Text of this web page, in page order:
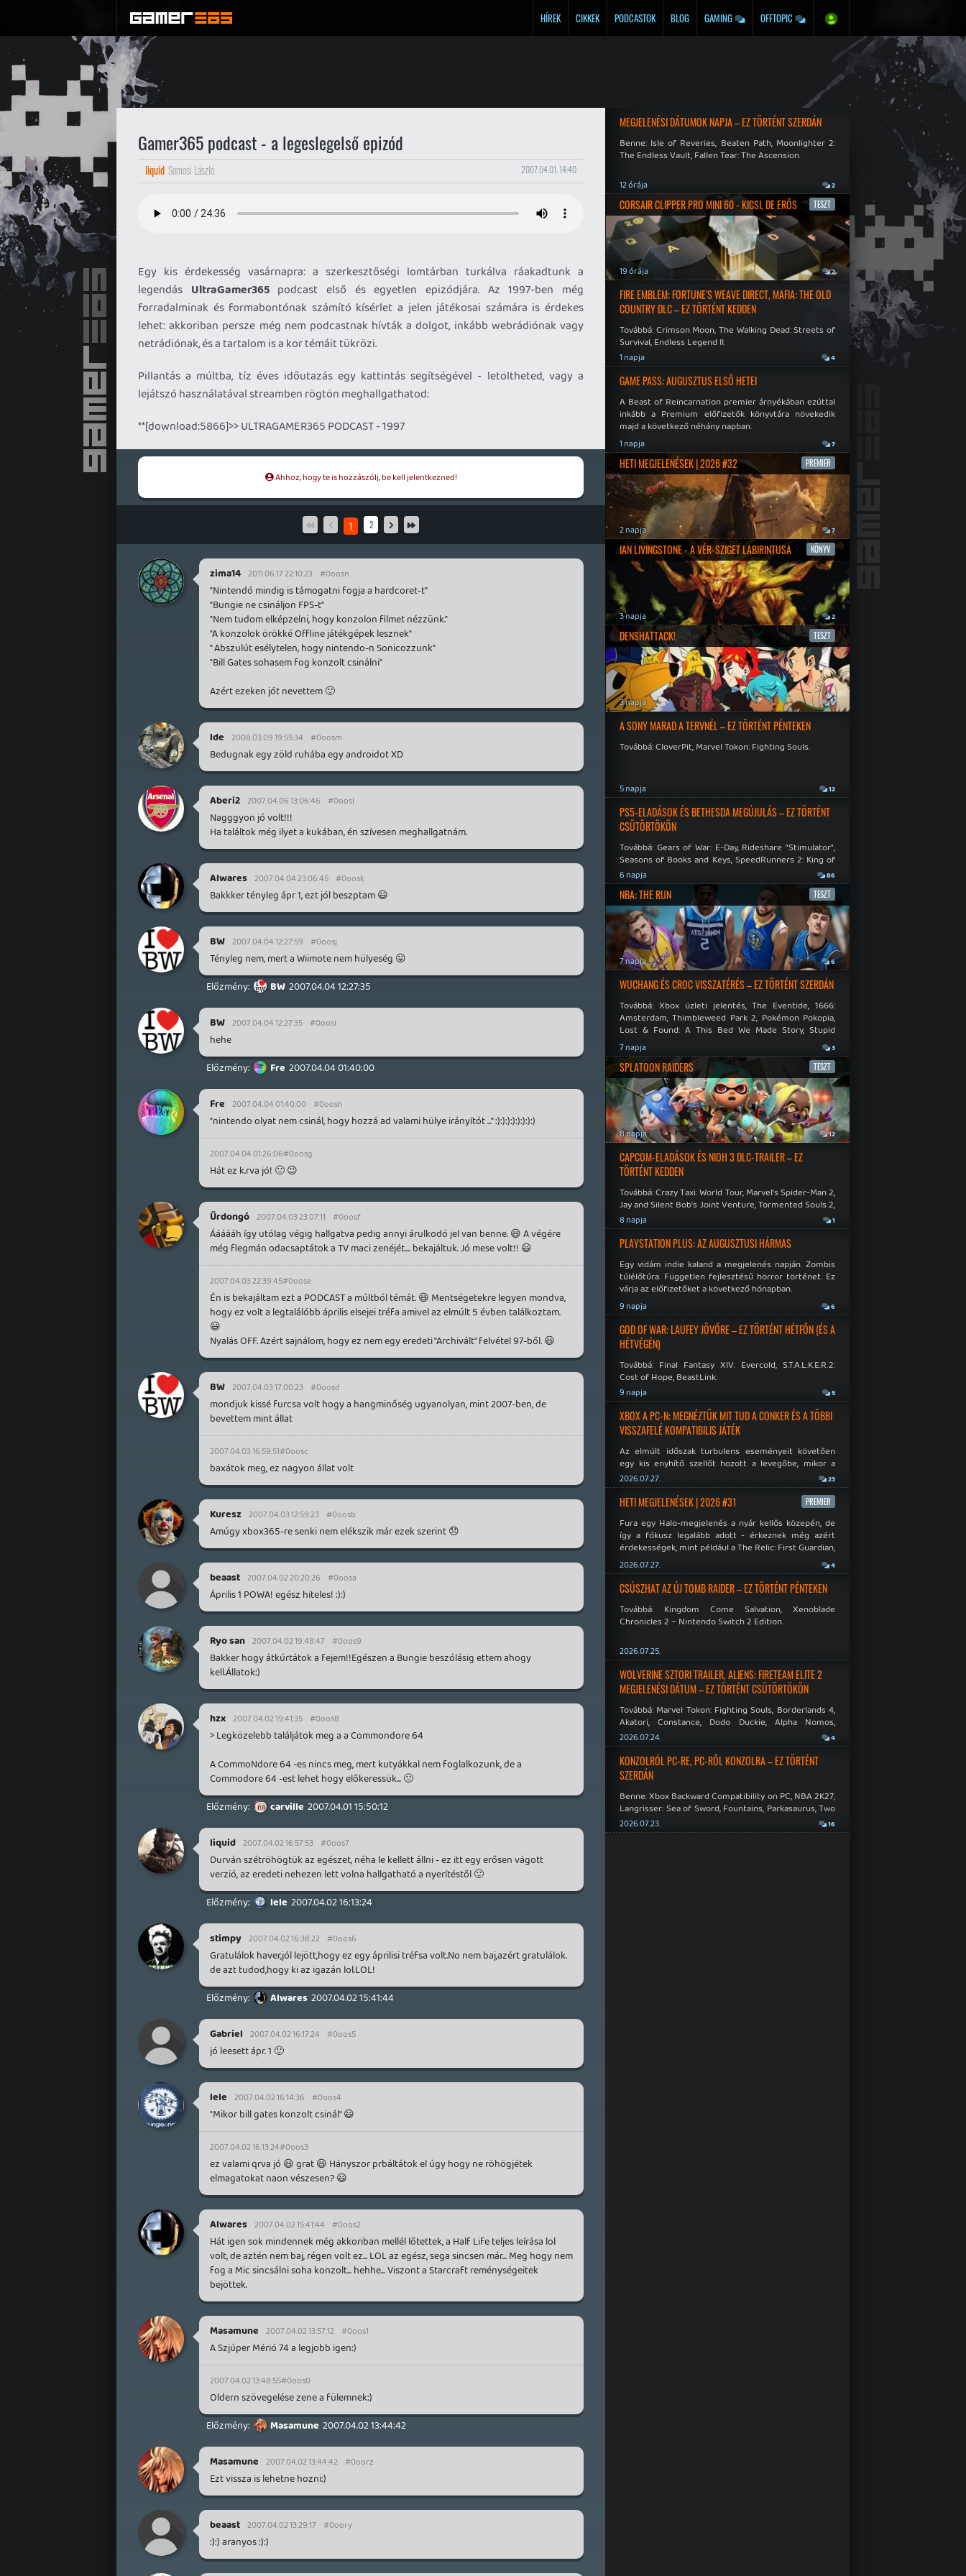
HÍREK CIKKEK PODCASTOK BLOG GAMING OFFTOPIC
Gamer365 podcast - a legeslegelső epizód
liquid Somosi László 2007.04.01. 14:40
Egy kis érdekesség vasárnapra: a szerkesztőségi lomtárban turkálva ráakadtunk a
legendás UltraGamer365podcast első és egyetlen epizódjára. Az 1997-ben még
forradalminak és formabontónak számító kísérlet a jelen játékosai számára is érdekes
lehet: akkoriban persze még nem podcastnak hívták a dolgot, inkább webrádiónak vagy
netrádiónak, és a tartalom is a kor témáit tükrözi.
Pillantás a múltba, tíz éves időutazás egy kattintás segítségével - letöltheted, vagy a
lejátszó használatával streamben rögtön meghallgathatod:
**[download:5866]>> ULTRAGAMER365 PODCAST - 1997
Ahhoz, hogy te is hozzászólj, be kell jelentkezned!
1 2
zima14 2011.06.17 22:10:23 #0oosn
"Nintendó mindig is támogatni fogja a hardcoret-t"
"Bungie ne csináljon FPS-t"
"Nem tudom elképzelni, hogy konzolon filmet nézzünk."
"A konzolok örökké Offline játékgépek lesznek"
" Abszulút esélytelen, hogy nintendo-n Sonicozzunk"
"Bill Gates sohasem fog konzolt csinálni"
Azért ezeken jót nevettem 🙂
lde 2008.03.09 19:55:34 #0oosm
Bedugnak egy zöld ruhába egy androidot XD
Aberi2 2007.04.06 13:06:46 #0oosl
Nagggyon jó volt!!!
Ha találtok még ilyet a kukában, én szívesen meghallgatnám.
Alwares 2007.04.04 23:06:45 #0oosk
Bakkker tényleg ápr 1, ezt jól beszptam 😃
BW 2007.04.04 12:27:59 #0oosj
Tényleg nem, mert a Wiimote nem hülyeség 😛
BW 2007.04.04 12:27:35
BW 2007.04.04 12:27:35 #0oosi
hehe
Fre 2007.04.04 01:40:00
Fre 2007.04.04 01:40:00 #0oosh
"nintendo olyat nem csinál, hogy hozzá ad valami hülye irányítót ..." :):):):):):):):)
2007.04.04 01:26:06#0oosg
Hát ez k.rva jó! 🙂 😉
Űrdongó 2007.04.03 23:07:11 #0oosf
Áááááh így utólag végig hallgatva pedig annyi árulkodó jel van benne. 😃 A végére
még flegmán odacsaptátok a TV maci zenéjét.... bekajáltuk. Jó mese volt!! 😃
2007.04.03 22:39:45#0oose
Én is bekajáltam ezt a PODCAST a múltból témát. 😃 Mentségetekre legyen mondva,
hogy ez volt a legtalálóbb április elsejei tréfa amivel az elmúlt 5 évben találkoztam.
😃
Nyalás OFF. Azért sajnálom, hogy ez nem egy eredeti "Archivált" felvétel 97-ből. 😃
BW 2007.04.03 17:00:23 #0oosd
mondjuk kissé furcsa volt hogy a hangminőség ugyanolyan, mint 2007-ben, de
bevettem mint állat
2007.04.03 16:59:51#0oosc
baxátok meg, ez nagyon állat volt
Kuresz 2007.04.03 12:59:23 #0oosb
Amúgy xbox365-re senki nem elékszik már ezek szerint 😞
beaast 2007.04.02 20:20:26 #0oosa
Április 1 POWA! egész hiteles! :):)
Ryo san 2007.04.02 19:48:47 #0oos9
Bakker hogy átkúrtátok a fejem!!Egészen a Bungie beszólásig ettem ahogy
kell.Állatok:)
hzx 2007.04.02 19:41:35 #0oos8
> Legközelebb találjátok meg a a Commondore 64
A CommoNdore 64 -es nincs meg, mert kutyákkal nem foglalkozunk, de a
Commodore 64 -est lehet hogy előkeressük... 🙂
carville 2007.04.01 15:50:12
liquid 2007.04.02 16:57:53 #0oos7
Durván szétröhögtük az egészet, néha le kellett állni - ez itt egy erősen vágott
verzió, az eredeti nehezen lett volna hallgatható a nyerítéstől 🙂
lele 2007.04.02 16:13:24
stimpy 2007.04.02 16:38:22 #0oos6
Gratulálok haver,jól lejött,hogy ez egy áprilisi tréfsa volt.No nem baj,azért gratulálok.
de azt tudod,hogy ki az igazán lol.LOL!
Alwares 2007.04.02 15:41:44
Gabriel 2007.04.02 16:17:24 #0oos5
jó leesett ápr. 1 🙂
lele 2007.04.02 16:14:36 #0oos4
"Mikor bill gates konzolt csinál" 😃
2007.04.02 16:13:24#0oos3
ez valami qrva jó 😃 grat 😃 Hányszor prbáltátok el úgy hogy ne röhögjétek
elmagatokat naon vészesen? 😃
Alwares 2007.04.02 15:41:44 #0oos2
Hát igen sok mindennek még akkoriban mellél lőtettek, a Half Life teljes leírása lol
volt, de aztén nem baj, régen volt ez... LOL az egész, sega sincsen már... Meg hogy nem
fog a Mic sincsálni soha konzolt... hehhe... Viszont a Starcraft reménységeitek
bejöttek.
Masamune 2007.04.02 13:57:12 #0oos1
A Szjúper Mérió 74 a legjobb igen:)
2007.04.02 13:48:55#0oos0
Oldern szövegelése zene a fülemnek:)
Masamune 2007.04.02 13:44:42
Masamune 2007.04.02 13:44:42 #0oorz
Ezt vissza is lehetne hozni:)
beaast 2007.04.02 13:29:17 #0oory
:):) aranyos :):)
MEGJELENÉSI DÁTUMOK NAPJA – EZ TÖRTÉNT SZERDÁN
Benne: Isle of Reveries, Beaten Path, Moonlighter 2:
The Endless Vault, Fallen Tear: The Ascension.
12 órája 2
CORSAIR CLIPPER PRO MINI 60 - KICSI, DE ERŐS TESZT
19 órája 2
FIRE EMBLEM: FORTUNE'S WEAVE DIRECT, MAFIA: THE OLD
COUNTRY DLC – EZ TÖRTÉNT KEDDEN
Továbbá: Crimson Moon, The Walking Dead: Streets of
Survival, Endless Legend II.
1 napja 4
GAME PASS: AUGUSZTUS ELSŐ HETEI
A Beast of Reincarnation premier árnyékában ezúttal
inkább a Premium előfizetők könyvtára növekedik
majd a következő néhány napban.
1 napja 7
HETI MEGJELENÉSEK | 2026 #32 PREMIER
2 napja 7
IAN LIVINGSTONE - A VÉR-SZIGET LABIRINTUSA KÖNYV
3 napja 2
DENSHATTACK! TESZT
3 napja 9
A SONY MARAD A TERVNÉL – EZ TÖRTÉNT PÉNTEKEN
Továbbá: CloverPit, Marvel Tokon: Fighting Souls.
5 napja 12
PS5-ELADÁSOK ÉS BETHESDA MEGÚJULÁS – EZ TÖRTÉNT
CSÜTÖRTÖKÖN
Továbbá: Gears of War: E-Day, Rideshare "Stimulator",
Seasons of Books and Keys, SpeedRunners 2: King of
Speed.
6 napja 86
NBA: THE RUN TESZT
7 napja 6
WUCHANG ÉS CROC VISSZATÉRÉS – EZ TÖRTÉNT SZERDÁN
Továbbá: Xbox üzleti jelentés, The Eventide, 1666:
Amsterdam, Thimbleweed Park 2, Pokémon Pokopia,
Lost & Found: A This Bed We Made Story, Stupid
Never Dies.
7 napja 3
SPLATOON RAIDERS TESZT
8 napja 12
CAPCOM-ELADÁSOK ÉS NIOH 3 DLC-TRAILER – EZ
TÖRTÉNT KEDDEN
Továbbá: Crazy Taxi: World Tour, Marvel's Spider-Man 2,
Jay and Silent Bob's Joint Venture, Tormented Souls 2,
No More Room in Hell, Slain 2: The Beast Within.
8 napja 1
PLAYSTATION PLUS: AZ AUGUSZTUSI HÁRMAS
Egy vidám indie kaland a megjelenés napján. Zombis
túlélőtúra. Független fejlesztésű horror történet. Ez
várja az előfizetőket a következő hónapban.
9 napja 6
GOD OF WAR: LAUFEY JÖVŐRE – EZ TÖRTÉNT HÉTFŐN (ÉS A
HÉTVÉGÉN)
Továbbá: Final Fantasy XIV: Evercold, S.T.A.L.K.E.R.2:
Cost of Hope, BeastLink.
9 napja 5
XBOX A PC-N: MEGNÉZTÜK MIT TUD A CONKER ÉS A TÖBBI
VISSZAFELÉ KOMPATIBILIS JÁTÉK
Az elmúlt időszak turbulens eseményeit követően
egy kis enyhítő szellőt hozott a levegőbe, mikor a
Microsoft bejelentette, hogy PC-re is kiterjesztik az
Xbox Original visszafelé kompatibilitást. Lássuk,
meddig jutottak...
2026.07.27. 23
HETI MEGJELENÉSEK | 2026 #31 PREMIER
Fura egy Halo-megjelenés a nyár kellős közepén, de
így a fókusz legalább adott - érkeznek még azért
érdekességek, mint például a The Relic: First Guardian,
a Xenoblade Chronicles 2 és a Dispatch új átiratai vagy
éppen a Mistfall Hunter
2026.07.27. 4
CSÚSZHAT AZ ÚJ TOMB RAIDER – EZ TÖRTÉNT PÉNTEKEN
Továbbá: Kingdom Come Salvation, Xenoblade
Chronicles 2 – Nintendo Switch 2 Edition.
2026.07.25.
WOLVERINE SZTORI TRAILER, ALIENS: FIRETEAM ELITE 2
MEGJELENÉSI DÁTUM – EZ TÖRTÉNT CSÜTÖRTÖKÖN
Továbbá: Marvel Tokon: Fighting Souls, Borderlands 4,
Akatori, Constance, Dodo Duckie, Alpha Nomos,
Sombras: Negative Frames.
2026.07.24. 4
KONZOLRÓL PC-RE, PC-RŐL KONZOLRA – EZ TÖRTÉNT
SZERDÁN
Benne: Xbox Backward Compatibility on PC, NBA 2K27,
Langrisser: Sea of Sword, Fountains, Parkasaurus, Two
Point Hospital: Full Health Collection.
2026.07.23. 16